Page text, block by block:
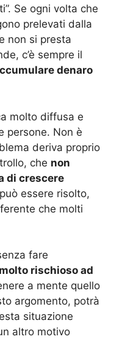
Se ogni volta che
prelevati dalla
non si presta
c’è sempre il
denaro
molto diffusa e
persone. Non è
deriva proprio
che non
di crescere
essere risolto,
che molti
fare
rischioso ad
a mente quello
argomento, potrà
situazione
altro motivo